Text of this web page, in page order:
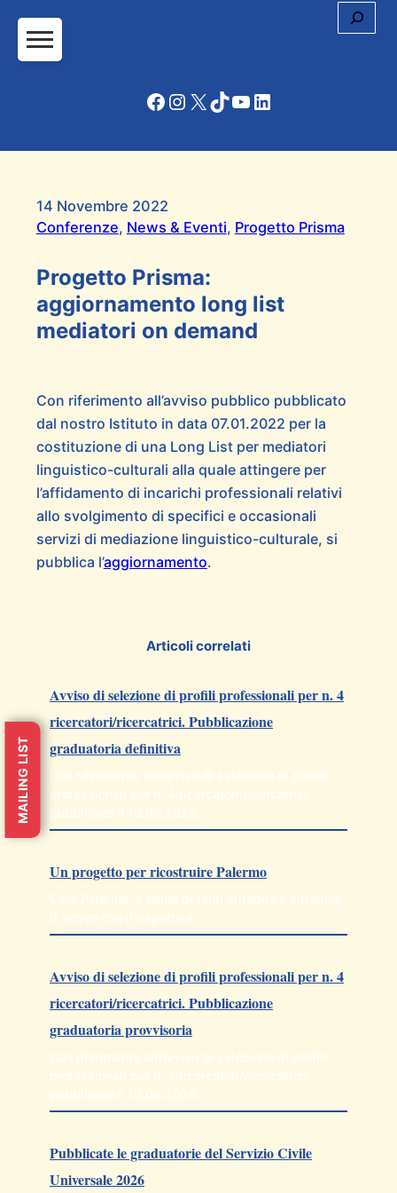
Facebook
Instagram
X TikTok
YouTube
LinkedIn
14 Novembre 2022
Conferenze, News & Eventi, Progetto Prisma
Progetto Prisma:
aggiornamento long list
mediatori on demand
Con riferimento all’avviso pubblico pubblicato
dal nostro Istituto in data 07.01.2022 per la
costituzione di una Long List per mediatori
linguistico-culturali alla quale attingere per
l’affidamento di incarichi professionali relativi
allo svolgimento di specifici e occasionali
servizi di mediazione linguistico-culturale, si
pubblica l’aggiornamento.
Articoli correlati
Avviso di selezione di profili professionali per n. 4
ricercatori/ricercatrici. Pubblicazione
graduatoria definitiva
Con riferimento all’Avviso di selezione di profili
professionali per n. 4 ricercatori/ricercatrici,
pubblicato il 10.06.2026…
Un progetto per ricostruire Palermo
Cara Palermo, a nome di tanti cittadini e cittadine
ti scrivo con il rispetto e…
Avviso di selezione di profili professionali per n. 4
ricercatori/ricercatrici. Pubblicazione
graduatoria provvisoria
Con riferimento all’Avviso di selezione di profili
professionali per n. 4 ricercatori/ricercatrici,
pubblicato il 10.06.2026…
Pubblicate le graduatorie del Servizio Civile
Universale 2026
MAILING LIST